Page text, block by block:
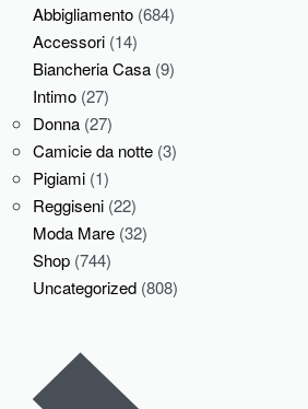
Abbigliamento (684)
Accessori (14)
Biancheria Casa (9)
Intimo (27)
Donna (27)
Camicie da notte (3)
Pigiami (1)
Reggiseni (22)
Moda Mare (32)
Shop (744)
Uncategorized (808)